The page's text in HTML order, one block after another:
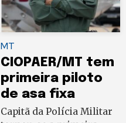
MT
CIOPAER/MT tem
primeira piloto
de asa fixa
Capitã da Polícia Militar